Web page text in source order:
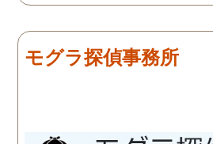
モグラ探偵事務所